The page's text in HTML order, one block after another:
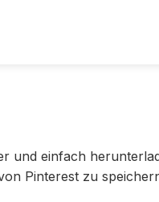
und einfach
Pinterest zu